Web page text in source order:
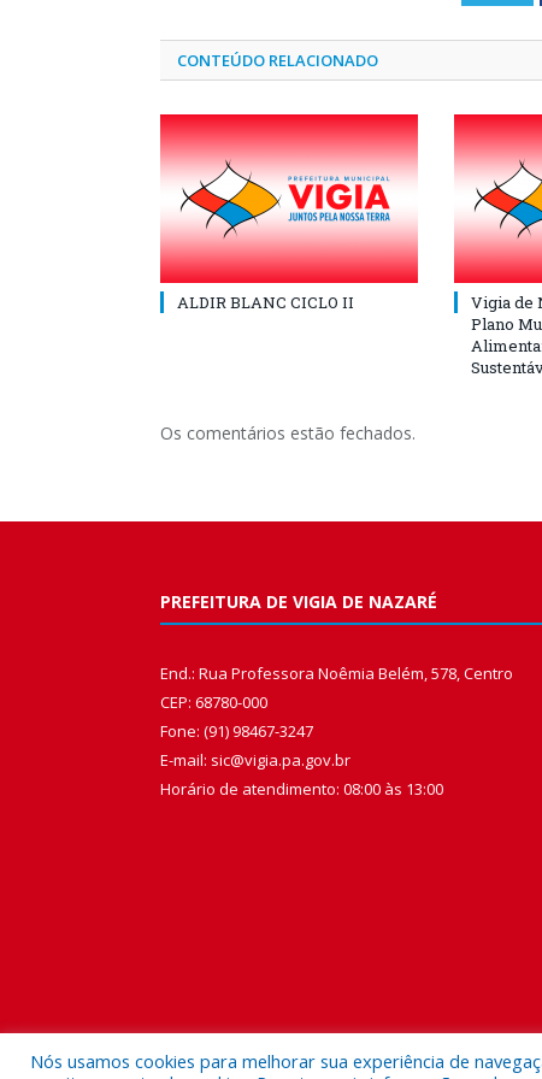
CONTEÚDO RELACIONADO
ALDIR BLANC CICLO II
Vigia de
Plano
Os comentários estão fechados.
PREFEITURA DE VIGIA DE NAZARÉ
End.: Rua Professora Noêmia Belém, 578, Centro
CEP: 68780-000
Fone: (91) 98467-3247
E-mail: sic@vigia.pa.gov.br
Horário de atendimento: 08:00 às 13:00
Nós usamos cookies para melhorar sua experiência de